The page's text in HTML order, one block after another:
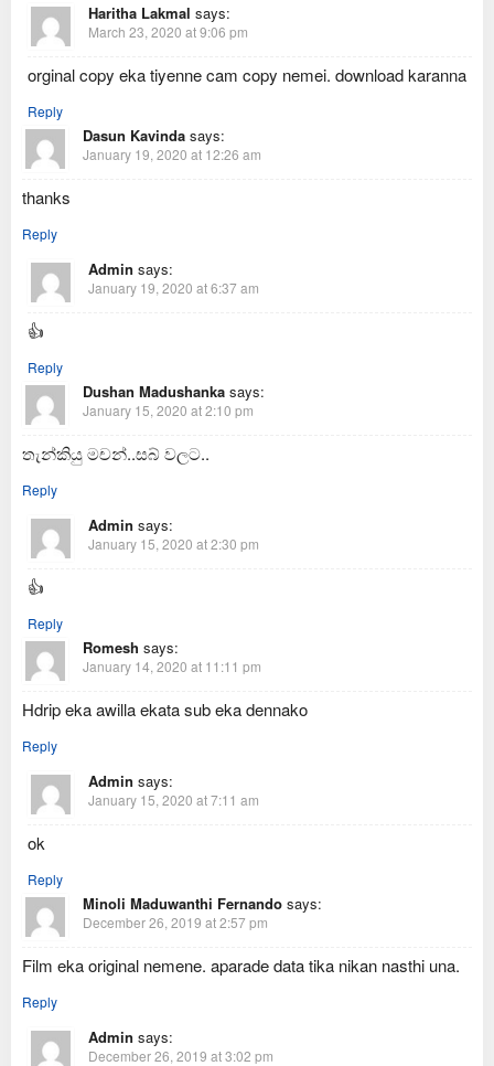
Haritha Lakmal says:
March 23, 2020 at 9:06 pm
orginal copy eka tiyenne cam copy nemei. download karanna
Reply
Dasun Kavinda says:
January 19, 2020 at 12:26 am
thanks
Reply
Admin says:
January 19, 2020 at 6:37 am
👍
Reply
Dushan Madushanka says:
January 15, 2020 at 2:10 pm
තැන්කියු මචන්..සබ් වලට..
Reply
Admin says:
January 15, 2020 at 2:30 pm
👍
Reply
Romesh says:
January 14, 2020 at 11:11 pm
Hdrip eka awilla ekata sub eka dennako
Reply
Admin says:
January 15, 2020 at 7:11 am
ok
Reply
Minoli Maduwanthi Fernando says:
December 26, 2019 at 2:57 pm
Film eka original nemene. aparade data tika nikan nasthi una.
Reply
Admin says:
December 26, 2019 at 3:02 pm